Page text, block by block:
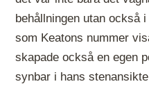
behållningen utan också
som Keatons nummer
skapade också en egen
synbar i hans